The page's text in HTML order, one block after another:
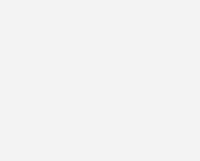
in besonders gefährdeten
verpflichtend. Um für die Fahrgäste
zu gewährleisten, werden für das
Nürnberg Brandschutzschalter 5SM6 der
eingebaut.